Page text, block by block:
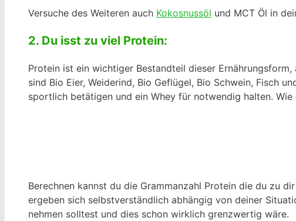
Versuche des Weiteren auch Kokosnussöl und MCT Öl in
2. Du isst zu viel Protein:
Protein ist ein wichtiger Bestandteil dieser
sind Bio Eier, Weiderind, Bio Geflügel, Bio Schwein, Fisch
sportlich betätigen und ein Whey für notwendig halten.
Berechnen kannst du die Grammanzahl Protein die du zu
ergeben sich selbstverständlich abhängig von deiner
nehmen solltest und dies schon wirklich grenzwertig wäre.